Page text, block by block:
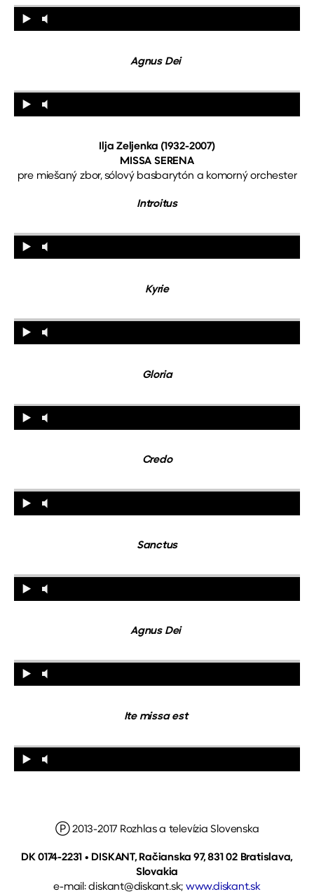
Agnus Dei
Ilja Zeljenka (1932-2007)
MISSA SERENA
pre miešaný zbor, sólový basbarytón a komorný orchester
Introitus
Kyrie
Gloria
Credo
Sanctus
Agnus Dei
Ite missa est
Ⓟ 2013-2017 Rozhlas a televízia Slovenska
DK 0174-2231 • DISKANT, Račianska 97, 831 02 Bratislava,
Slovakia
e-mail: diskant@diskant.sk; www.diskant.sk